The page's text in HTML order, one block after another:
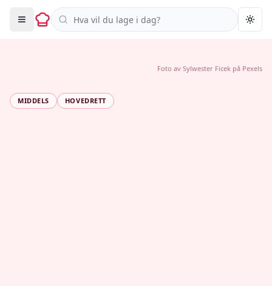
Søk i oppskrifter
MIDDELS HOVEDRETT
Foto av Sylwester Ficek på Pexels